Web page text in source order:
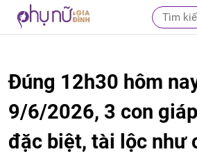
Đúng 12h30 hôm
9/6/2026, 3 con
đặc biệt, tài lộc như